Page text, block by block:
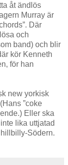
åt ändlös
Murray är
Där
och
band) och blir
kör Kenneth
för han
new yorkisk
”coke
Eller ska
lika uttjatad
Södern.